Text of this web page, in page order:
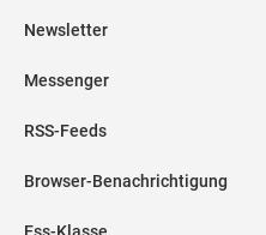
Newsletter
Messenger
RSS-Feeds
Browser-Benachrichtigung
Ess-Klasse